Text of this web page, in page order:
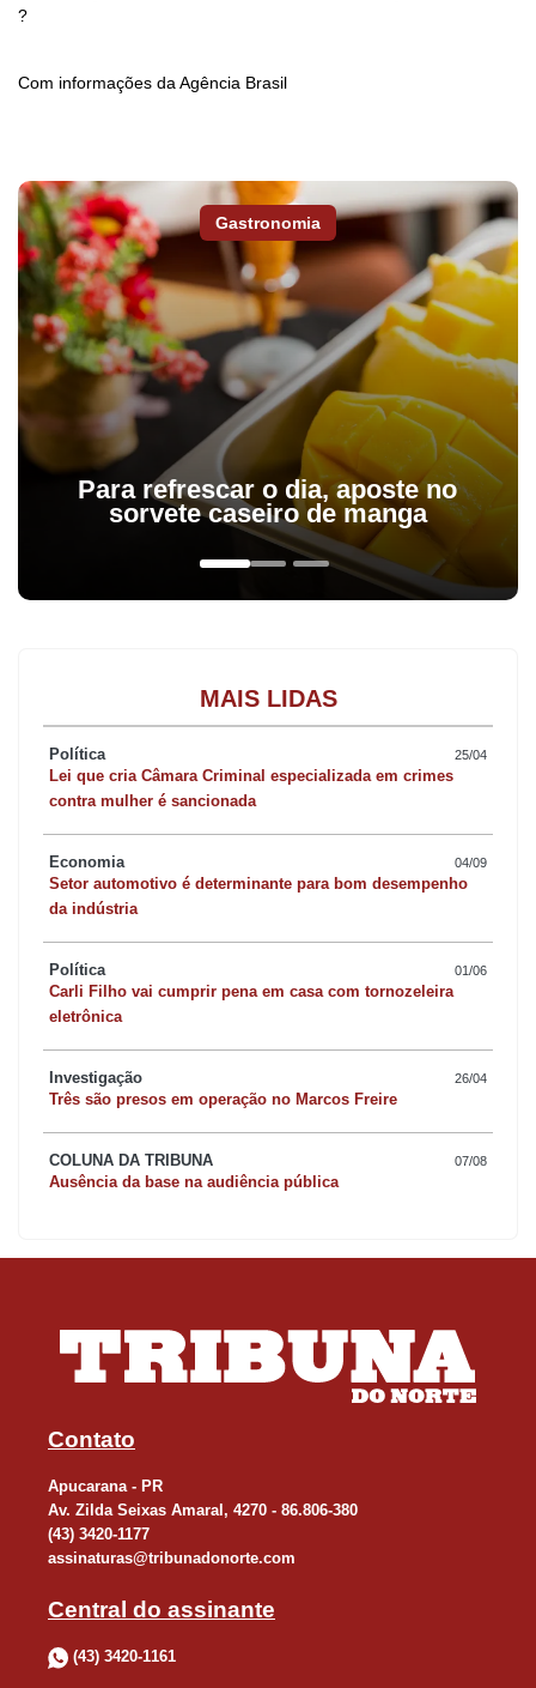
?
Com informações da Agência Brasil
Gastronomia
Para refrescar o dia, aposte no
sorvete caseiro de manga
MAIS LIDAS
Política 25/04
Lei que cria Câmara Criminal especializada em crimes
contra mulher é sancionada
Economia 04/09
Setor automotivo é determinante para bom desempenho
da indústria
Política 01/06
Carli Filho vai cumprir pena em casa com tornozeleira
eletrônica
Investigação 26/04
Três são presos em operação no Marcos Freire
COLUNA DA TRIBUNA 07/08
Ausência da base na audiência pública
Contato
Apucarana - PR
Av. Zilda Seixas Amaral, 4270 - 86.806-380
(43) 3420-1177
assinaturas@tribunadonorte.com
Central do assinante
(43) 3420-1161